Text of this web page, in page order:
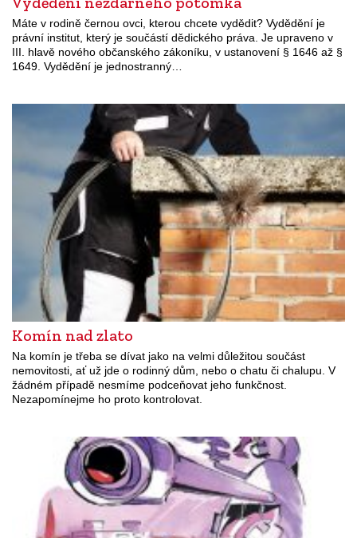
Máte v rodině černou ovci, kterou chcete vydědit? Vydědění je
právní institut, který je součástí dědického práva. Je upraveno v
III. hlavě nového občanského zákoníku, v ustanovení § 1646 až §
1649. Vydědění je jednostranný…
Komín nad zlato
Na komín je třeba se dívat jako na velmi důležitou součást
nemovitosti, ať už jde o rodinný dům, nebo o chatu či chalupu. V
žádném případě nesmíme podceňovat jeho funkčnost.
Nezapomínejme ho proto kontrolovat.